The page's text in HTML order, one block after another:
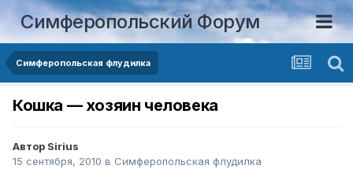
Симферопольский Форум
Симферопольская флудилка
Кошка — хозяин человека
Автор Sirius
15 сентября, 2010 в Симферопольская флудилка